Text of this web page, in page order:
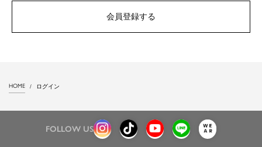
会員登録する
HOME ログイン
FOLLOW US